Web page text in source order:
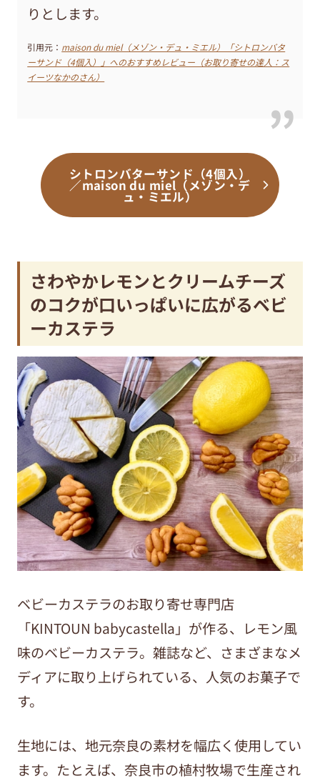
りとします。
引用元： maison du miel（メゾン・デュ・ミエル）「シトロンバタ
ーサンド（4個入）」へのおすすめレビュー（お取り寄せの達人：ス
イーツなかのさん）
シトロンバターサンド（4個入）
／maison du miel（メゾン・デ
ュ・ミエル）
さわやかレモンとクリームチーズ
のコクが口いっぱいに広がるベビ
ーカステラ
ベビーカステラのお取り寄せ専門店
「KINTOUN babycastella」が作る、レモン風
味のベビーカステラ。雑誌など、さまざまなメ
ディアに取り上げられている、人気のお菓子で
す。
生地には、地元奈良の素材を幅広く使用してい
ます。たとえば、奈良市の植村牧場で生産され